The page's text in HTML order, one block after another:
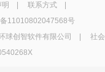
联系方式|
11010802047568号
环球创智软件有限公司 | 社会